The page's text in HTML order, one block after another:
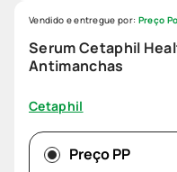
Serum Cetaphil
Antimanchas
Cetaphil
Vendido e entregue por: Preço
Preço PP